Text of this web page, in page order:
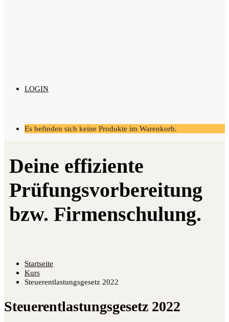
LOGIN
Es befinden sich keine Produkte im Warenkorb.
Startseite
Kurs
Steuerentlastungsgesetz 2022
Steuerentlastungsgesetz 2022